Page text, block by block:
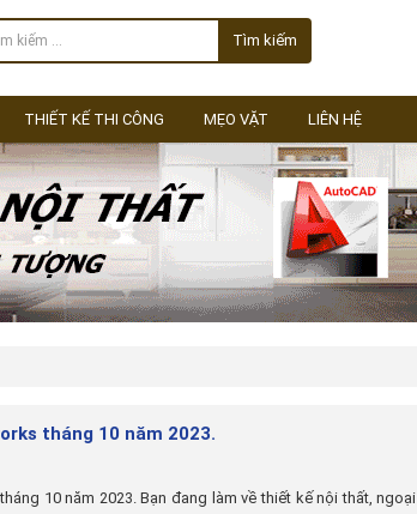
Tìm kiếm
THIẾT KẾ THI CÔNG MẸO VẶT LIÊN HỆ
tháng 10 năm 2023.
10 năm 2023. Bạn đang làm về thiết kế nội thất, ngoại